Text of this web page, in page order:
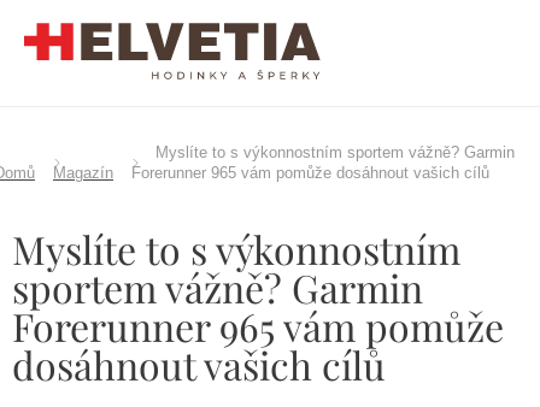
Magazín
Myslíte to s výkonnostním sportem vážně? Garmin
Forerunner 965 vám pomůže dosáhnout vašich cílů
Myslíte to s výkonnostním
sportem vážně? Garmin
Forerunner 965 vám pomůže
dosáhnout vašich cílů